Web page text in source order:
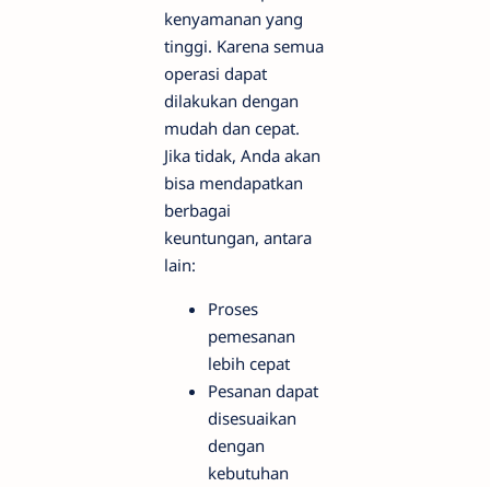
kenyamanan yang
tinggi. Karena semua
operasi dapat
dilakukan dengan
mudah dan cepat.
Jika tidak, Anda akan
bisa mendapatkan
berbagai
keuntungan, antara
lain:
Proses
pemesanan
lebih cepat
Pesanan dapat
disesuaikan
dengan
kebutuhan